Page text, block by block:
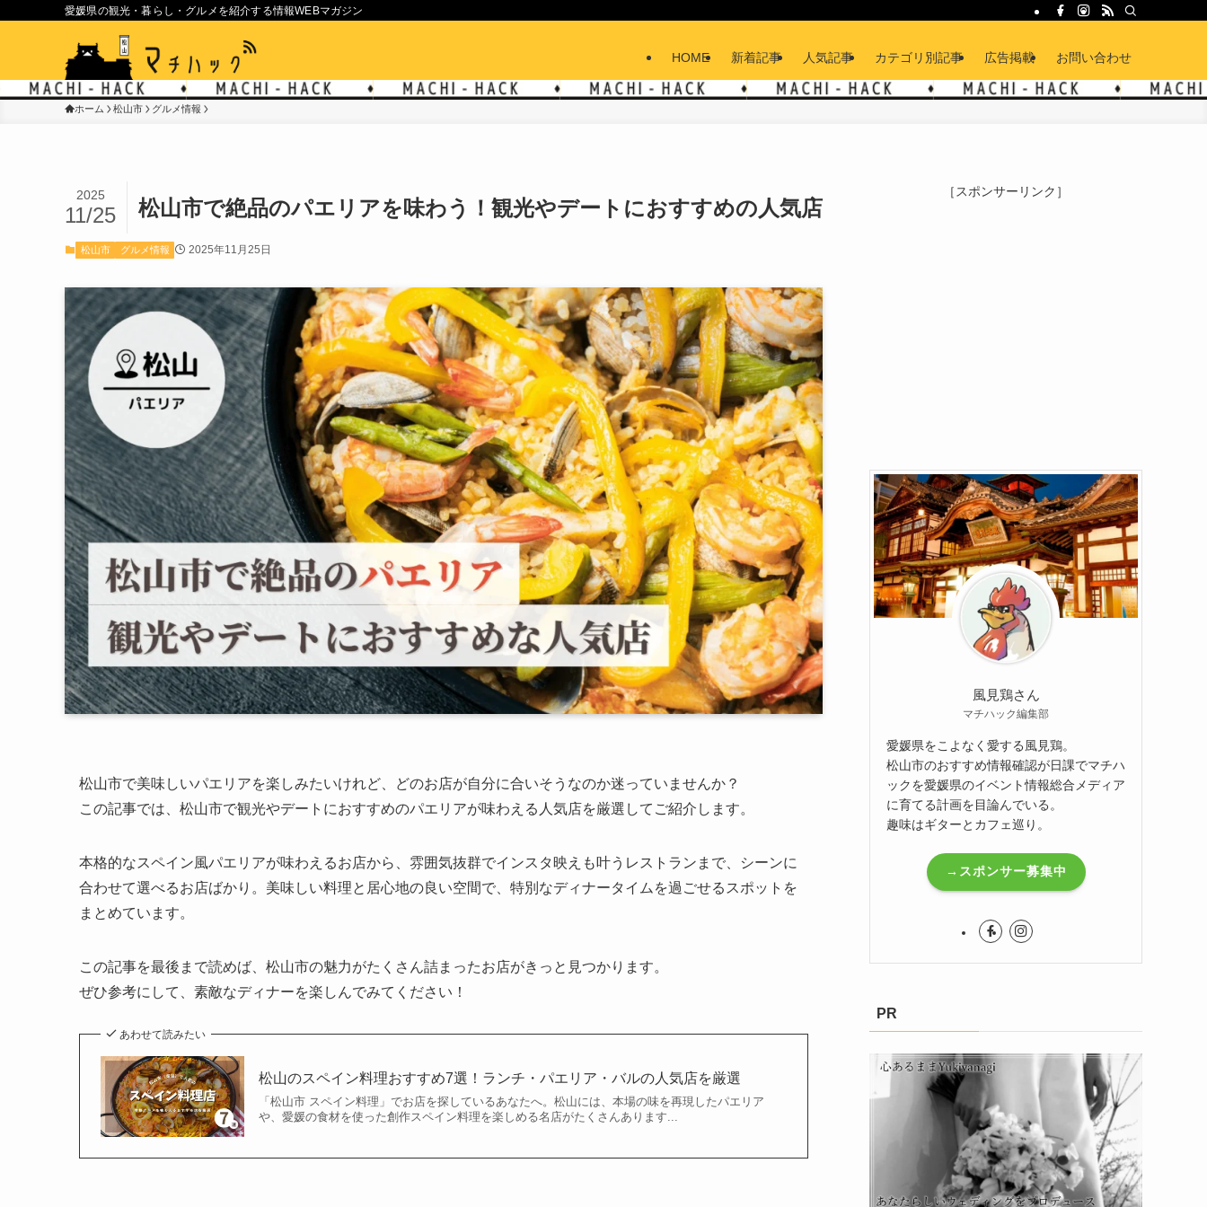
愛媛県の観光・暮らし・グルメを紹介する情報WEBマガジン
HOME 新着記事 人気記事 カテゴリ別記事 広告掲載 お問い合わせ
ホーム 松山市 グルメ情報
松山市で絶品のパエリアを味わう！観光やデートにおすすめの人気店
2025
11/25
松山市 グルメ情報 2025年11月25日
松山市で美味しいパエリアを楽しみたいけれど、どのお店が自分に合いそうなのか迷っていませんか？
この記事では、松山市で観光やデートにおすすめのパエリアが味わえる人気店を厳選してご紹介します。
本格的なスペイン風パエリアが味わえるお店から、雰囲気抜群でインスタ映えも叶うレストランまで、シーンに
合わせて選べるお店ばかり。美味しい料理と居心地の良い空間で、特別なディナータイムを過ごせるスポットを
まとめています。
この記事を最後まで読めば、松山市の魅力がたくさん詰まったお店がきっと見つかります。
ぜひ参考にして、素敵なディナーを楽しんでみてください！
あわせて読みたい
松山のスペイン料理おすすめ7選！ランチ・パエリア・バルの人気店を厳選
「松山市 スペイン料理」でお店を探しているあなたへ。松山には、本場の味を再現したパエリア
や、愛媛の食材を使った創作スペイン料理を楽しめる名店がたくさんあります...
［スポンサーリンク］
風見鶏さん
マチハック編集部
愛媛県をこよなく愛する風見鶏。
松山市のおすすめ情報確認が日課でマチハ
ックを愛媛県のイベント情報総合メディア
に育てる計画を目論んでいる。
趣味はギターとカフェ巡り。
→スポンサー募集中
PR